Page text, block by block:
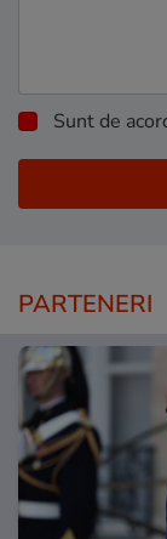
Sunt de
PARTENERI